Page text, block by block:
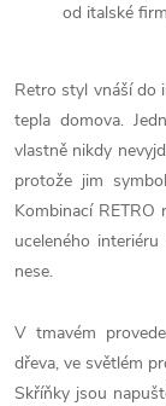
od italské
Retro styl vnáší do
tepla domova.
vlastně nikdy
protože jim
Kombinací
uceleného
nese.
V tmavém
dřeva, ve světlém
Skříňky jsou